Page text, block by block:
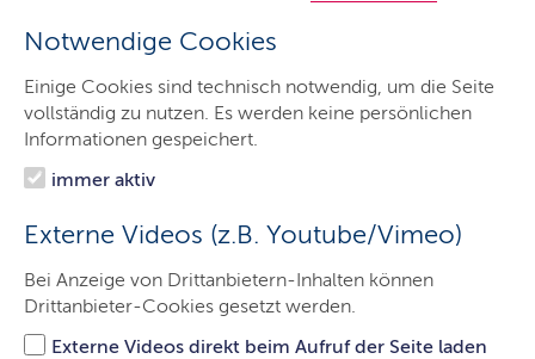
Notwendige Cookies
Einige Cookies sind technisch notwendig, um die Seite
vollständig zu nutzen. Es werden keine persönlichen
Informationen gespeichert.
immer aktiv
Externe Videos (z.B. Youtube/Vimeo)
Bei Anzeige von Drittanbietern-Inhalten können
Drittanbieter-Cookies gesetzt werden.
Externe Videos direkt beim Aufruf der Seite laden
Start
Der LBV.SH
Aufgaben
Service
Presse
Jobs & Karriere